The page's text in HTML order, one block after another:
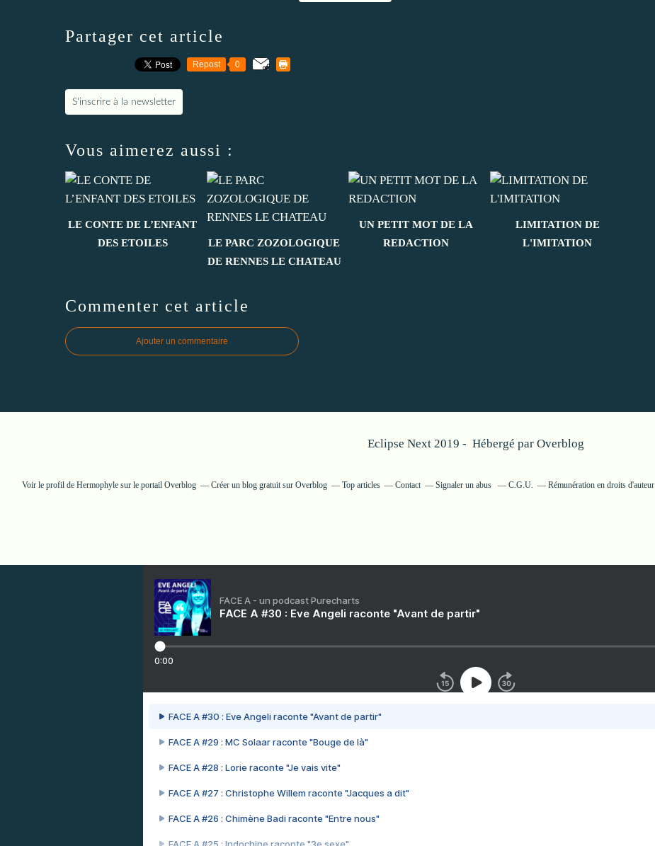
Partager cet article
Repost 0
S'inscrire à la newsletter
Vous aimerez aussi :
LE CONTE DE L’ENFANT
DES ETOILES
LE PARC ZOZOLOGIQUE
DE RENNES LE CHATEAU
UN PETIT MOT DE LA
REDACTION
LIMITATION DE
L'IMITATION
Commenter cet article
Ajouter un commentaire
Eclipse Next 2019 - Hébergé par Overblog
Voir le profil de Hermophyle sur le portail Overblog Créer un blog gratuit sur Overblog Top articles Contact Signaler un abus C.G.U. Rémunération en droits d'auteur
FACE A - un podcast Purecharts
FACE A #30 : Eve Angeli raconte "Avant de partir"
0:00
FACE A #30 : Eve Angeli raconte "Avant de partir"
FACE A #29 : MC Solaar raconte "Bouge de là"
FACE A #28 : Lorie raconte "Je vais vite"
FACE A #27 : Christophe Willem raconte "Jacques a dit"
FACE A #26 : Chimène Badi raconte "Entre nous"
FACE A #25 : Indochine raconte "3e sexe"